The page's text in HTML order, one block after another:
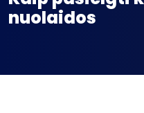
nuolaidos